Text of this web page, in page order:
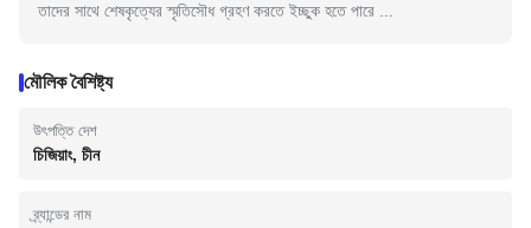
তাদের সাথে শেষকৃত্যের স্মৃতিসৌধ গ্রহণ করতে ইচ্ছুক হতে পারে ...
মৌলিক বৈশিষ্ট্য
উৎপত্তি দেশ
চিজিয়াং, চীন
ব্র্যান্ডের নাম